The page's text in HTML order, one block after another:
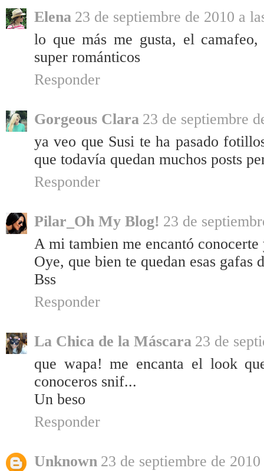
Elena 23 de septiembre de 2010 a
lo que más me gusta, el camafeo,
super románticos
Responder
Gorgeous Clara 23 de septiembre
ya veo que Susi te ha pasado
que todavía quedan muchos posts
Responder
Pilar_Oh My Blog! 23 de
A mi tambien me encantó
Oye, que bien te quedan esas gafas
Bss
Responder
La Chica de la Máscara 23 de
que wapa! me encanta el look
conoceros snif...
Un beso
Responder
Unknown 23 de septiembre de